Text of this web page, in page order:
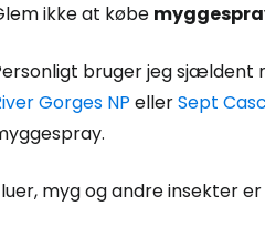
ikke at købe
bruger jeg sjældent
Gorges NP ellerSept
myg og andre insekter